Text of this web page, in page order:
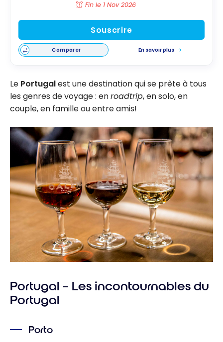
Fin le 1 Nov 2026
Souscrire
Comparer En savoir plus
Le Portugalest une destination qui se prête à tous
les genres de voyage : enroadtrip, en solo, en
couple, en famille ou entre amis!
Portugal – Les incontournables du
Portugal
Porto